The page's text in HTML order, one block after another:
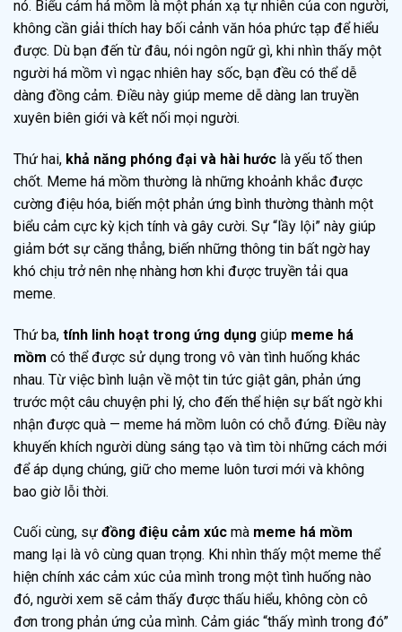
nó. Biểu cảm há mồm là một phản xạ tự nhiên của con người,
không cần giải thích hay bối cảnh văn hóa phức tạp để hiểu
được. Dù bạn đến từ đâu, nói ngôn ngữ gì, khi nhìn thấy một
người há mồm vì ngạc nhiên hay sốc, bạn đều có thể dễ
dàng đồng cảm. Điều này giúp meme dễ dàng lan truyền
xuyên biên giới và kết nối mọi người.
Thứ hai, khả năng phóng đại và hài hước là yếu tố then
chốt. Meme há mồm thường là những khoảnh khắc được
cường điệu hóa, biến một phản ứng bình thường thành một
biểu cảm cực kỳ kịch tính và gây cười. Sự “lầy lội” này giúp
giảm bớt sự căng thẳng, biến những thông tin bất ngờ hay
khó chịu trở nên nhẹ nhàng hơn khi được truyền tải qua
meme.
Thứ ba, tính linh hoạt trong ứng dụng giúp meme há
mồm có thể được sử dụng trong vô vàn tình huống khác
nhau. Từ việc bình luận về một tin tức giật gân, phản ứng
trước một câu chuyện phi lý, cho đến thể hiện sự bất ngờ khi
nhận được quà — meme há mồm luôn có chỗ đứng. Điều này
khuyến khích người dùng sáng tạo và tìm tòi những cách mới
để áp dụng chúng, giữ cho meme luôn tươi mới và không
bao giờ lỗi thời.
Cuối cùng, sự đồng điệu cảm xúc mà meme há mồm
mang lại là vô cùng quan trọng. Khi nhìn thấy một meme thể
hiện chính xác cảm xúc của mình trong một tình huống nào
đó, người xem sẽ cảm thấy được thấu hiểu, không còn cô
đơn trong phản ứng của mình. Cảm giác “thấy mình trong đó”